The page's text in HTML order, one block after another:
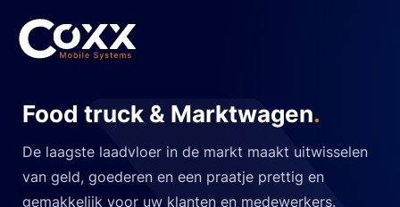
Food truck & Marktwagen.
De laagste laadvloer in de markt maakt uitwisselen
van geld, goederen en een praatje prettig en
gemakkelijk voor uw klanten en medewerkers.